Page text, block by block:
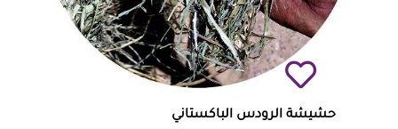
حشيشة الرودس الباكستاني